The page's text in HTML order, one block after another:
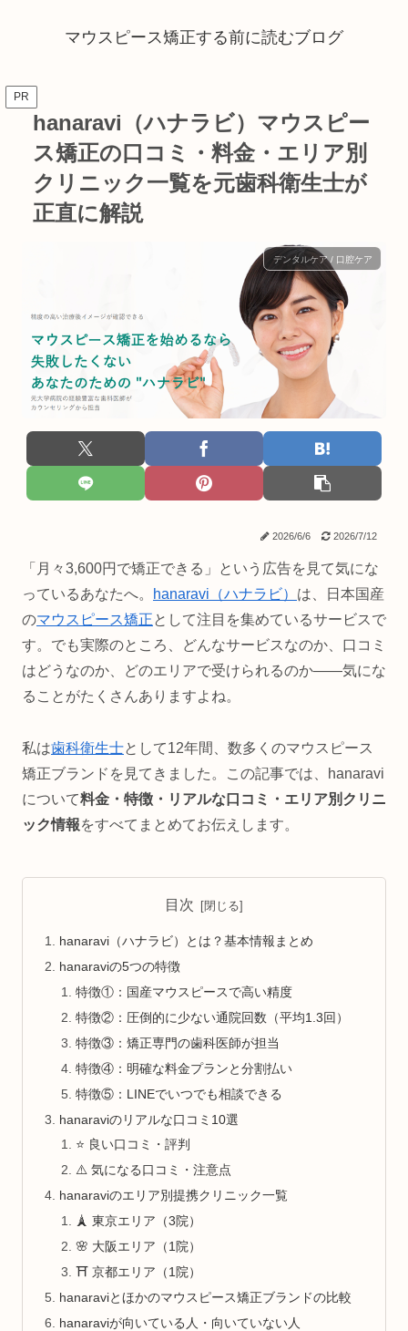
マウスピース矯正する前に読むブログ
PR
hanaravi（ハナラビ）マウスピー
ス矯正の口コミ・料金・エリア別
クリニック一覧を元歯科衛生士が
正直に解説
デンタルケア / 口腔ケア
2026/6/6 2026/7/12
「月々3,600円で矯正できる」という広告を見て気にな
っているあなたへ。
hanaravi（ハナラビ） は、日本国産
のマウスピース矯正として注目を集めているサービスで
す。でも実際のところ、どんなサービスなのか、口コミ
はどうなのか、どのエリアで受けられるのか——気にな
ることがたくさんありますよね。
私は歯科衛生士として12年間、数多くのマウスピース
矯正ブランドを見てきました。この記事では、hanaravi
について料金・特徴・リアルな口コミ・エリア別クリニ
ック情報をすべてまとめてお伝えします。
目次
hanaravi（ハナラビ）とは？基本情報まとめ
hanaraviの5つの特徴
特徴①：国産マウスピースで高い精度
特徴②：圧倒的に少ない通院回数（平均1.3回）
特徴③：矯正専門の歯科医師が担当
特徴④：明確な料金プランと分割払い
特徴⑤：LINEでいつでも相談できる
hanaraviのリアルな口コミ10選
⭐ 良い口コミ・評判
⚠️ 気になる口コミ・注意点
hanaraviのエリア別提携クリニック一覧
🗼 東京エリア（3院）
🌸 大阪エリア（1院）
⛩️ 京都エリア（1院）
hanaraviとほかのマウスピース矯正ブランドの比較
hanaraviが向いている人・向いていない人